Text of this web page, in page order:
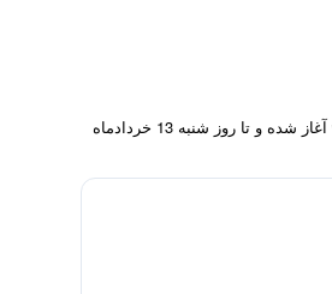
ثبت نام در آزمون کاردانی به کارشناسی ناپیوسته 1396 از امروز یکشنبه هفتم خردادماه در سایت www.sanjesh.org آغاز شده و تا روز شنبه 13 خردادماه